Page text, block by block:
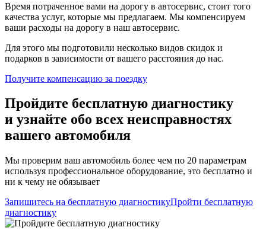
Время потраченное вами на дорогу в автосервис, стоит того
качества услуг, которые мы предлагаем. Мы компенсируем
ваши расходы на дорогу в наш автосервис.
Для этого мы подготовили несколько видов скидок и
подарков в зависимости от вашего расстояния до нас.
Получите компенсацию за поездку
Пройдите бесплатную диагностику
и узнайте обо всех неисправностях
вашего автомобиля
Мы проверим ваш автомобиль более чем по 20 параметрам
используя профессиональное оборудование, это бесплатно и
ни к чему не обязывает
Запишитесь на бесплатную диагностикуПройти бесплатную
диагностику